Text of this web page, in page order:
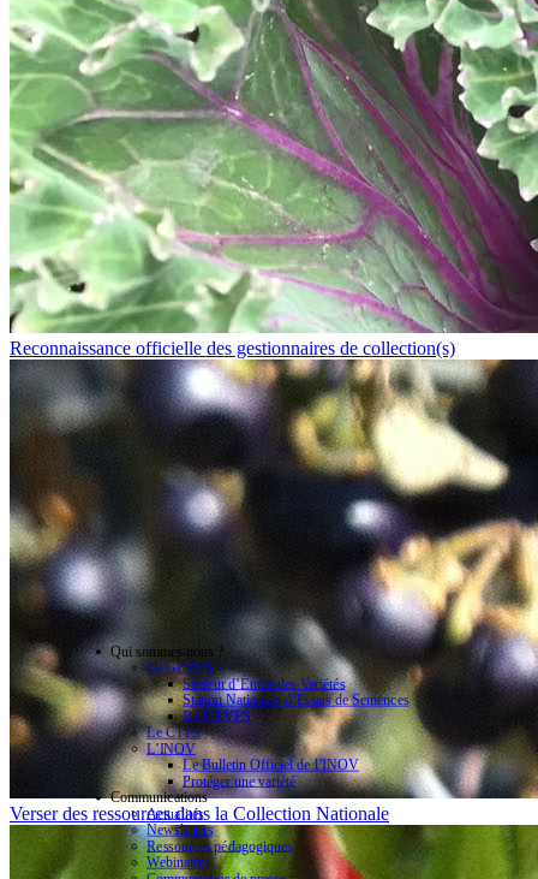
Reconnaissance officielle des gestionnaires de collection(s)
Verser des ressources dans la Collection Nationale
Qui sommes-nous ?
Le GEVES
Secteur d’Étude des Variétés
Station Nationale d’Essais de Semences
BioGEVES
Le CTPS
L’INOV
Le Bulletin Officiel de l’INOV
Protéger une variété
Communications
Actualités
Newsletters
Ressources pédagogiques
Webinaires